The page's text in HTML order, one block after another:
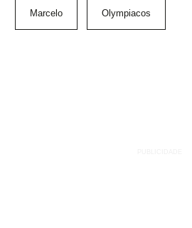
Marcelo Olympiacos